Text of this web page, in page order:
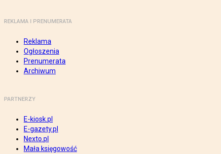
REKLAMA I PRENUMERATA
Reklama
Ogłoszenia
Prenumerata
Archiwum
PARTNERZY
E-kiosk.pl
E-gazety.pl
Nexto.pl
Mała księgowość